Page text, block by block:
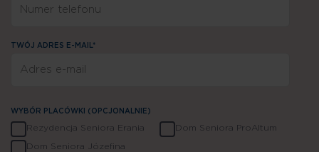
TWÓJ ADRES E-MAIL*
WYBÓR PLACÓWKI (OPCJONALNIE)
Rezydencja Seniora Erania Dom Seniora ProAltum
Dom Seniora Józefina